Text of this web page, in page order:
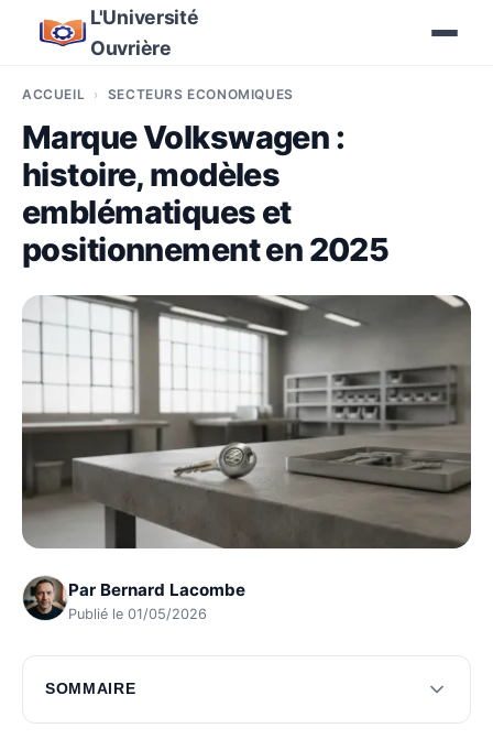
L'Université
Ouvrière
ACCUEIL SECTEURS ÉCONOMIQUES
Marque Volkswagen :
histoire, modèles
emblématiques et
positionnement en 2025
Par Bernard Lacombe
Publié le 01/05/2026
SOMMAIRE
Les icônes automobiles de Volkswagen